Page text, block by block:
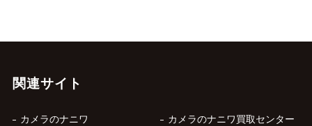
関連サイト
カメラのナニワ カメラのナニワ買取センター